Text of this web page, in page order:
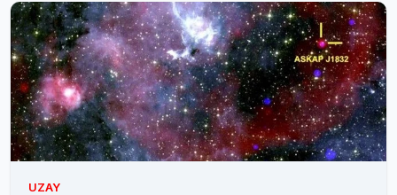
UZAY